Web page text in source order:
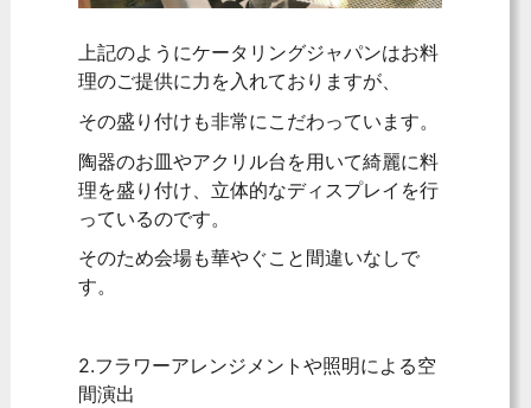
上記のようにケータリングジャパンはお料
理のご提供に力を入れておりますが、
その盛り付けも非常にこだわっています。
陶器のお皿やアクリル台を用いて綺麗に料
理を盛り付け、立体的なディスプレイを行
っているのです。
そのため会場も華やぐこと間違いなしで
す。
2.フラワーアレンジメントや照明による空
間演出